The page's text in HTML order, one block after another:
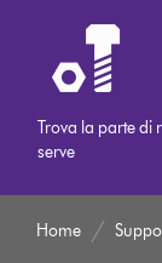
Trova la parte di
serve
Home